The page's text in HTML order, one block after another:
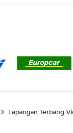
Lapangan Terbang